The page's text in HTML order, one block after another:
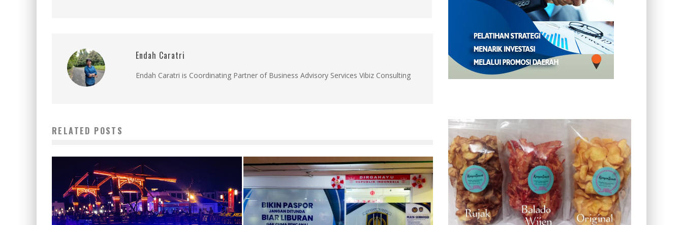
Endah Caratri
Endah Caratri is Coordinating Partner of Business Advisory Services Vibiz Consulting
RELATED POSTS